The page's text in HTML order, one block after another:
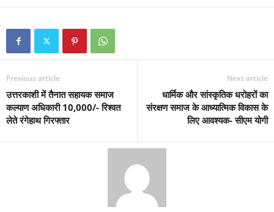
Previous article
उत्तरकाशी में तैनात सहायक समाज
कल्याण अधिकारी 10,000/- रिश्वत
लेते रंगेहाथ गिरफ्तार
Next article
धार्मिक और सांस्कृतिक धरोहरों का
संरक्षण समाज के आध्यात्मिक विकास के
लिए आवश्यक- सीएम योगी